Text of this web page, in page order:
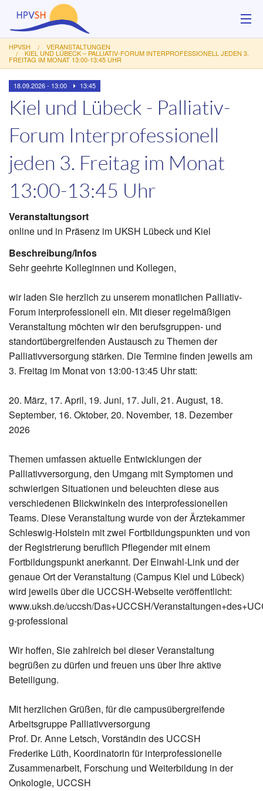
Über uns
Hilfsangebote
Veranstaltungen
Service
Kontakt
Spenden
HPVSH VERANSTALTUNGEN
KIEL UND LÜBECK – PALLIATIV-FORUM INTERPROFESSIONELL JEDEN 3.
FREITAG IM MONAT 13:00-13:45 UHR
18.09.2026 - 13:00 13:45
Kiel und Lübeck - Palliativ-
Forum Interprofessionell
jeden 3. Freitag im Monat
13:00-13:45 Uhr
Veranstaltungsort
online und in Präsenz im UKSH Lübeck und Kiel
Beschreibung/Infos
Sehr geehrte Kolleginnen und Kollegen,
wir laden Sie herzlich zu unserem monatlichen Palliativ-
Forum interprofessionell ein. Mit dieser regelmäßigen
Veranstaltung möchten wir den berufsgruppen- und
standortübergreifenden Austausch zu Themen der
Palliativversorgung stärken. Die Termine finden jeweils am
3. Freitag im Monat von 13:00-13:45 Uhr statt:
20. März, 17. April, 19. Juni, 17. Juli, 21. August, 18.
September, 16. Oktober, 20. November, 18. Dezember
2026
Themen umfassen aktuelle Entwicklungen der
Palliativversorgung, den Umgang mit Symptomen und
schwierigen Situationen und beleuchten diese aus
verschiedenen Blickwinkeln des interprofessionellen
Teams. Diese Veranstaltung wurde von der Ärztekammer
Schleswig-Holstein mit zwei Fortbildungspunkten und von
der Registrierung beruflich Pflegender mit einem
Fortbildungspunkt anerkannt. Der Einwahl-Link und der
genaue Ort der Veranstaltung (Campus Kiel und Lübeck)
wird jeweils über die UCCSH-Webseite veröffentlicht:
www.uksh.de/uccsh/Das+UCCSH/
g-professional
Wir hoffen, Sie zahlreich bei dieser Veranstaltung
begrüßen zu dürfen und freuen uns über Ihre aktive
Beteiligung.
Mit herzlichen Grüßen, für die campusübergreifende
Arbeitsgruppe Palliativversorgung
Prof. Dr. Anne Letsch, Vorständin des UCCSH
Frederike Lüth, Koordinatorin für interprofessionelle
Zusammenarbeit, Forschung und Weiterbildung in der
Onkologie, UCCSH